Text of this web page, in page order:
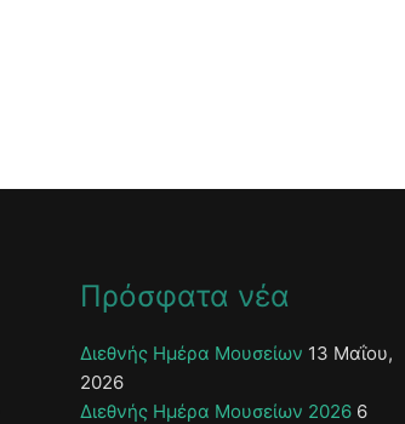
Πρόσφατα νέα
Διεθνής Ημέρα Μουσείων 13 Μαΐου,
2026
Διεθνής Ημέρα Μουσείων 2026 6